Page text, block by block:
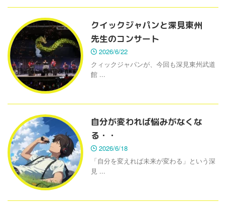
クイックジャパンと深見東州
先生のコンサート
2026/6/22
クィックジャパンが、今回も深見東州武道
館 ...
自分が変われば悩みがなくな
る・・
2026/6/18
「自分を変えれば未来が変わる」という深
見 ...